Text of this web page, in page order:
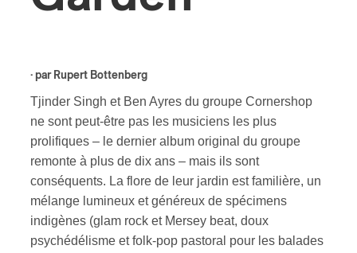
· par Rupert Bottenberg
Tjinder Singh et Ben Ayres du groupe Cornershop
ne sont peut-être pas les musiciens les plus
prolifiques – le dernier album original du groupe
remonte à plus de dix ans – mais ils sont
conséquents. La flore de leur jardin est familière, un
mélange lumineux et généreux de spécimens
indigènes (glam rock et Mersey beat, doux
psychédélisme et folk-pop pastoral pour les balades